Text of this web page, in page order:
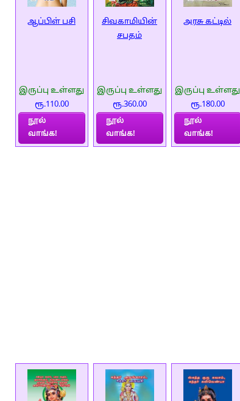
ஆப்பிள் பசி
இருப்பு உள்ளது
ரூ.110.00
நூல்
வாங்க!
சிவகாமியின்
சபதம்
இருப்பு உள்ளது
ரூ.360.00
நூல்
வாங்க!
அரசு கட்டில்
இருப்பு உள்ளது
ரூ.180.00
நூல்
வாங்க!